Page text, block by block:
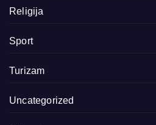
Religija
Sport
Turizam
Uncategorized